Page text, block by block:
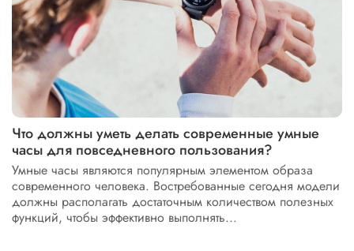
Что должны уметь делать современные умные
часы для повседневного пользования?
Умные часы являются популярным элементом образа
современного человека. Востребованные сегодня модели
должны располагать достаточным количеством полезных
функций, чтобы эффективно выполнять...